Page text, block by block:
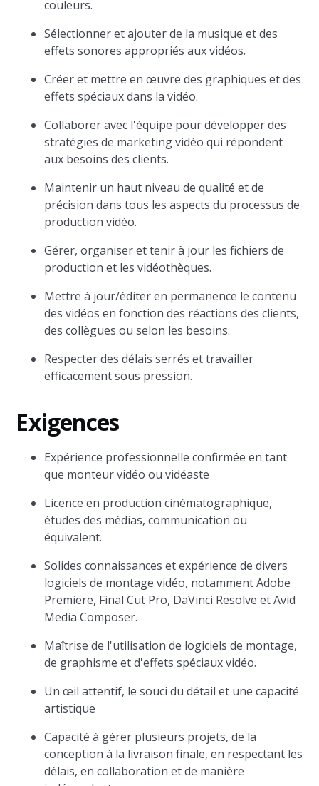
couleurs.
Sélectionner et ajouter de la musique et des
effets sonores appropriés aux vidéos.
Créer et mettre en œuvre des graphiques et des
effets spéciaux dans la vidéo.
Collaborer avec l'équipe pour développer des
stratégies de marketing vidéo qui répondent
aux besoins des clients.
Maintenir un haut niveau de qualité et de
précision dans tous les aspects du processus de
production vidéo.
Gérer, organiser et tenir à jour les fichiers de
production et les vidéothèques.
Mettre à jour/éditer en permanence le contenu
des vidéos en fonction des réactions des clients,
des collègues ou selon les besoins.
Respecter des délais serrés et travailler
efficacement sous pression.
Exigences
Expérience professionnelle confirmée en tant
que monteur vidéo ou vidéaste
Licence en production cinématographique,
études des médias, communication ou
équivalent.
Solides connaissances et expérience de divers
logiciels de montage vidéo, notamment Adobe
Premiere, Final Cut Pro, DaVinci Resolve et Avid
Media Composer.
Maîtrise de l'utilisation de logiciels de montage,
de graphisme et d'effets spéciaux vidéo.
Un œil attentif, le souci du détail et une capacité
artistique
Capacité à gérer plusieurs projets, de la
conception à la livraison finale, en respectant les
délais, en collaboration et de manière